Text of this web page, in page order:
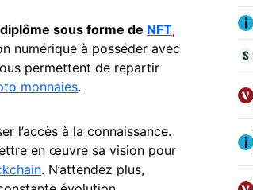
diplôme sous forme de NFT,
numérique à posséder avec
permettent de repartir
monnaies.
l’accès à la connaissance.
en œuvre sa vision pour
. N’attendez plus,